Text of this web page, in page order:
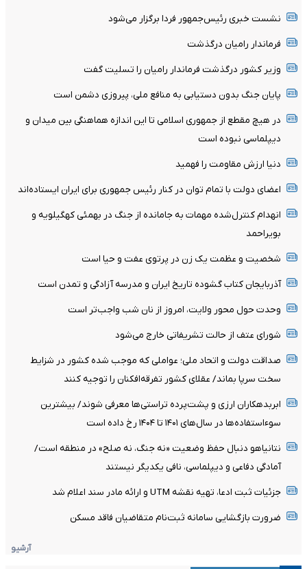
نشست خبری رئیس‌جمهور فردا برگزار می‌شود
فرماندار رامیان درگذشت
وزیر کشور درگذشت فرماندار رامیان را تسلیت گفت
پایان جنگ بدون دستیابی به منافع ملی، پیروزی دشمن است
در هیچ مقطع از جمهوری اسلامی تا این اندازه هماهنگی بین میدان و
دیپلماسی نبوده است
دنیا ارزش مقاومت را فهمید
اعضای دولت با تمام توان در کنار رئیس جمهوری برای ایران ایستاده‌اند
انهدام کنترل‌شده مهمات به‌ جامانده از جنگ در بهمئی کهگیلویه و
بویراحمد
شخصیت و عظمت یک زن در پرتوی عفت و حیا است
آذربایجان کتاب گشوده تاریخ ایران و مدرسه آزادگی و تمدن است
وحدت حول محور ولایت، امروز از نان شب واجب‌تر است
شورای عتف از حالت تشریفاتی خارج می‌شود
صداقت دولت و اتحاد ملی؛ عواملی که موجب شده کشور در شزایط
سخت سرپا بماند/ عقلای کشور تفرقه‌افکنان را توجیه کنند
ابربدهکاران ارزی و پشت‌پرده تراستی‌ها معرفی شوند/ بیشترین
سوءاستفاده‌ها در سال‌های ۱۴۰۱ تا ۱۴۰۴ رخ داده است
نتانیاهو دنبال حفظ وضعیت «نه جنگ، نه صلح» در منطقه است/
آمادگی دفاعی و دیپلماسی، نافی یکدیگر نیستند
جزئیات ثبت ادعا، تهیه نقشه UTM و ارائه مادر سند اعلام شد
ضرورت بازگشایی سامانه ثبت‌نام متقاضیان فاقد مسکن
آرشیو